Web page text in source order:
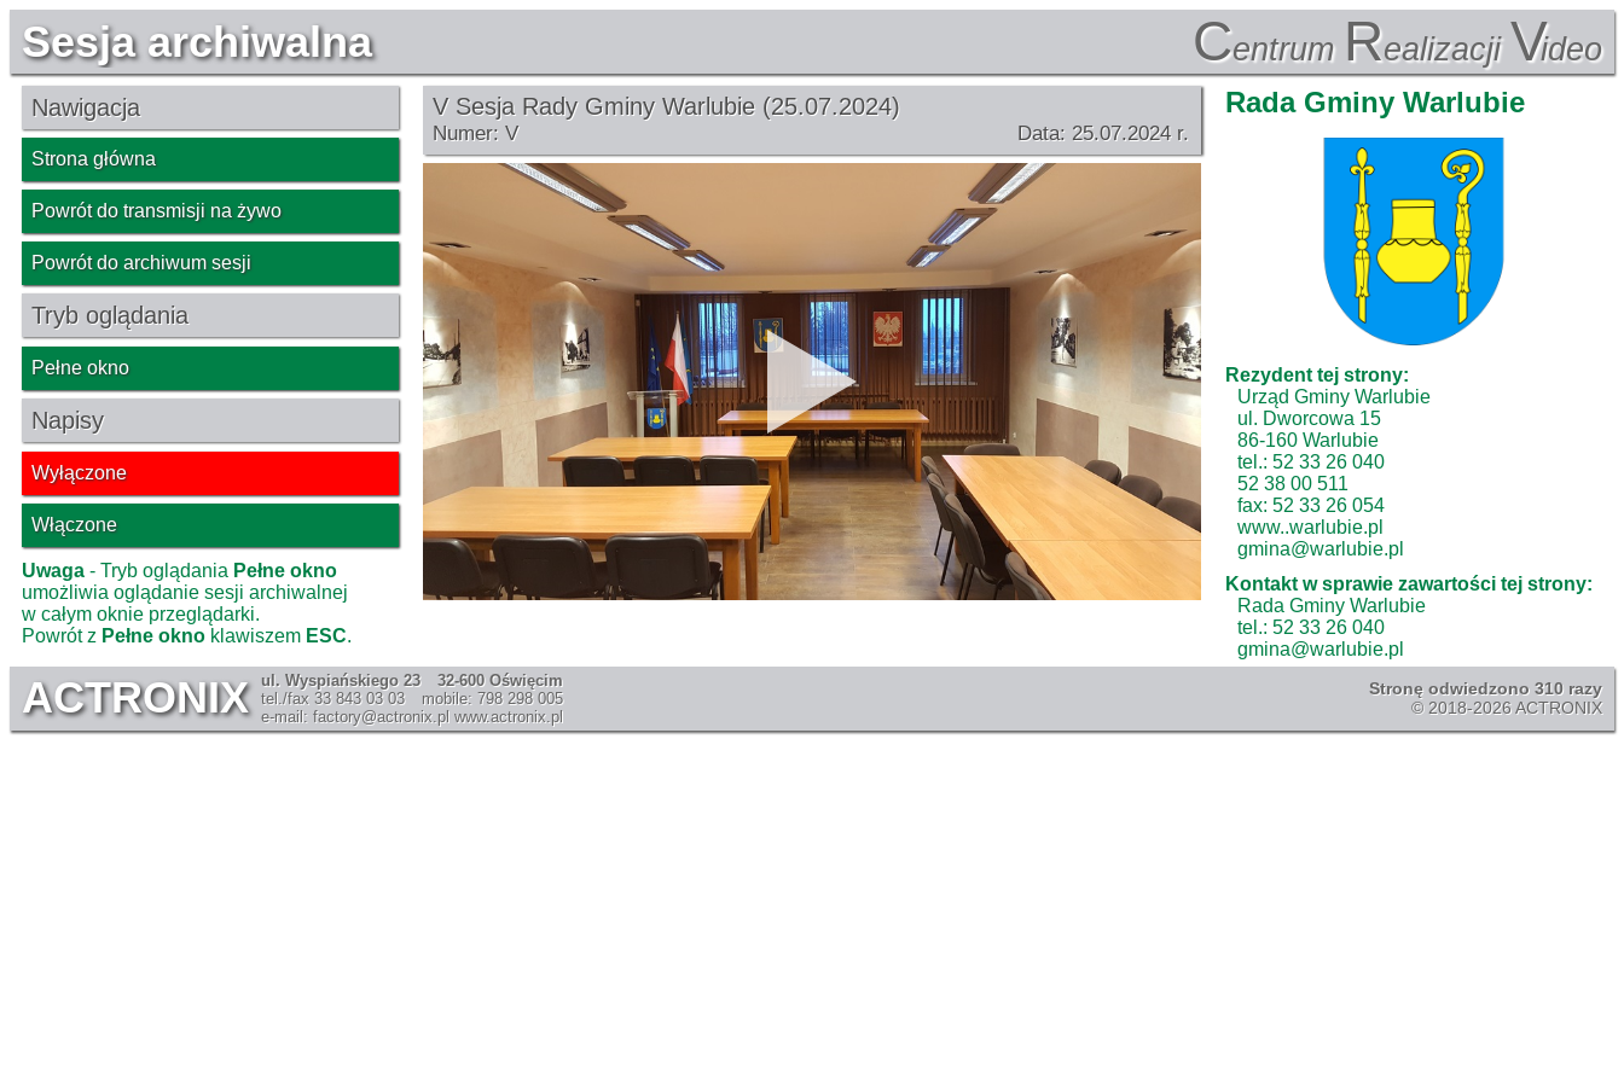
Sesja archiwalna Centrum Realizacji Video
Nawigacja
Strona główna
Powrót do transmisji na żywo
Powrót do archiwum sesji
Tryb oglądania
Pełne okno
Napisy
Wyłączone
Włączone
Uwaga - Tryb oglądania Pełne okno
umożliwia oglądanie sesji archiwalnej
w całym oknie przeglądarki.
Powrót z Pełne okno klawiszem ESC.
V Sesja Rady Gminy Warlubie (25.07.2024)
Numer: V Data: 25.07.2024 r.
Rada Gminy Warlubie
Rezydent tej strony:
Urząd Gminy Warlubie
ul. Dworcowa 15
86-160 Warlubie
tel.: 52 33 26 040
52 38 00 511
fax: 52 33 26 054
www..warlubie.pl
gmina@warlubie.pl
Kontakt w sprawie zawartości tej strony:
Rada Gminy Warlubie
tel.: 52 33 26 040
gmina@warlubie.pl
ACTRONIX
ul. Wyspiańskiego 23
tel./fax 33 843 03 03
e-mail: factory@actronix.pl
32-600 Oświęcim
mobile: 798 298 005
www.actronix.pl
Stronę odwiedzono 310 razy
© 2018-2026 ACTRONIX